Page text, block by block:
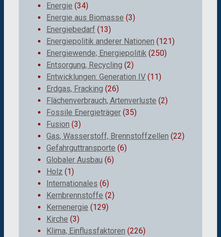
Energie (34)
Energie aus Biomasse (3)
Energiebedarf (13)
Energiepolitik anderer Nationen (121)
Energiewende; Energiepolitik (250)
Entsorgung, Recycling (2)
Entwicklungen: Generation IV (11)
Erdgas, Fracking (26)
Flächenverbrauch, Artenverluste (2)
Fossile Energieträger (35)
Fusion (3)
Gas, Wasserstoff, Brennstoffzellen (22)
Gefahrguttransporte (6)
Globaler Ausbau (6)
Holz (1)
Internationales (6)
Kernbrennstoffe (2)
Kernenergie (129)
Kirche (3)
Klima, Einflussfaktoren (226)